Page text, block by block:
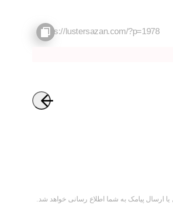
ارسال پیامک به شما اطلاع رسانی خواهد شد.